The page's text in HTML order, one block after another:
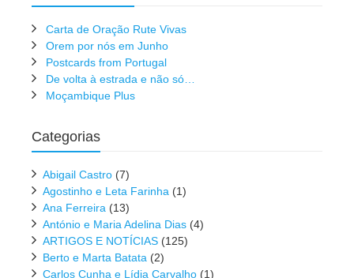
Carta de Oração Rute Vivas
Orem por nós em Junho
Postcards from Portugal
De volta à estrada e não só…
Moçambique Plus
Categorias
Abigail Castro (7)
Agostinho e Leta Farinha (1)
Ana Ferreira (13)
António e Maria Adelina Dias (4)
ARTIGOS E NOTÍCIAS (125)
Berto e Marta Batata (2)
Carlos Cunha e Lídia Carvalho (1)